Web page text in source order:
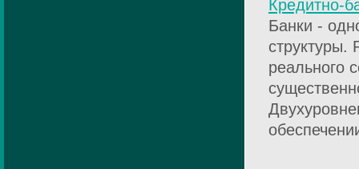
Кредитно-
Банки -
структуры.
реального